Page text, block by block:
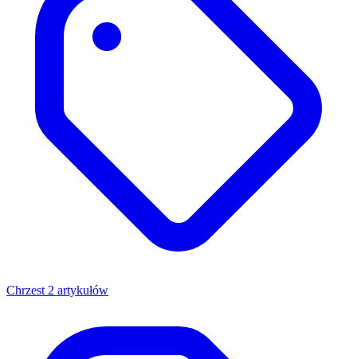
Chrzest 2 artykułów